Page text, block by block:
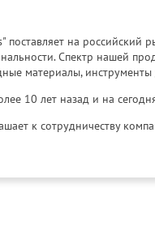
на российский
Спектр нашей
материалы, инструменты
10 лет назад и на
к сотрудничеству